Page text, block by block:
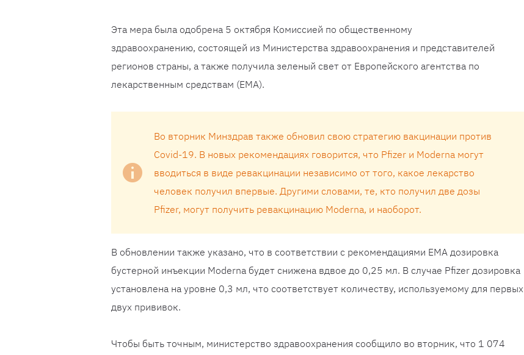
Эта мера была одобрена 5 октября Комиссией по общественному
здравоохранению, состоящей из Министерства здравоохранения и представителей
регионов страны, а также получила зеленый свет от Европейского агентства по
лекарственным средствам (EMA).
Во вторник Минздрав также обновил свою стратегию вакцинации против
Covid-19. В новых рекомендациях говорится, что Pfizer и Moderna могут
вводиться в виде ревакцинации независимо от того, какое лекарство
человек получил впервые. Другими словами, те, кто получил две дозы
Pfizer, могут получить ревакцинацию Moderna, и наоборот.
В обновлении также указано, что в соответствии с рекомендациями EMA дозировка
бустерной инъекции Moderna будет снижена вдвое до 0,25 мл. В случае Pfizer дозировка
установлена ​​на уровне 0,3 мл, что соответствует количеству, используемому для первых
двух прививок.
Чтобы быть точным, министерство здравоохранения сообщило во вторник, что 1 074